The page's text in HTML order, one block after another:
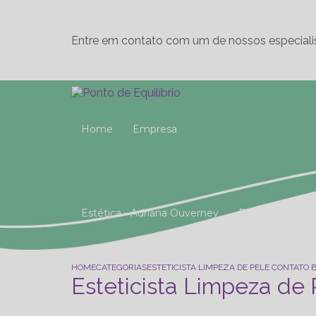
Entre em contato com um de nossos
Home Empresa
Estética - Adriana Ouverney Fisioterapia
HOMECATEGORIASESTETICISTA LIMPEZA DE PELE CONTATO
Esteticista Limpeza de